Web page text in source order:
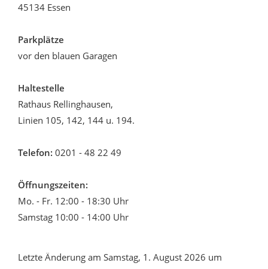
45134 Essen
Parkplätze
vor den blauen Garagen
Haltestelle
Rathaus Rellinghausen,
Linien 105, 142, 144 u. 194.
Telefon: 0201 - 48 22 49
Öffnungszeiten:
Mo. - Fr. 12:00 - 18:30 Uhr
Samstag 10:00 - 14:00 Uhr
Letzte Änderung am Samstag, 1. August 2026 um